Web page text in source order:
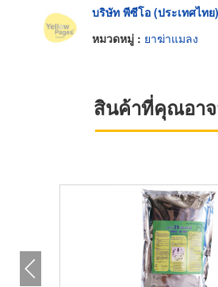
บริษัท พีซีโอ (ประเทศไทย
หมวดหมู่ : ยาฆ่าแมลง
สินค้าที่คุณอา